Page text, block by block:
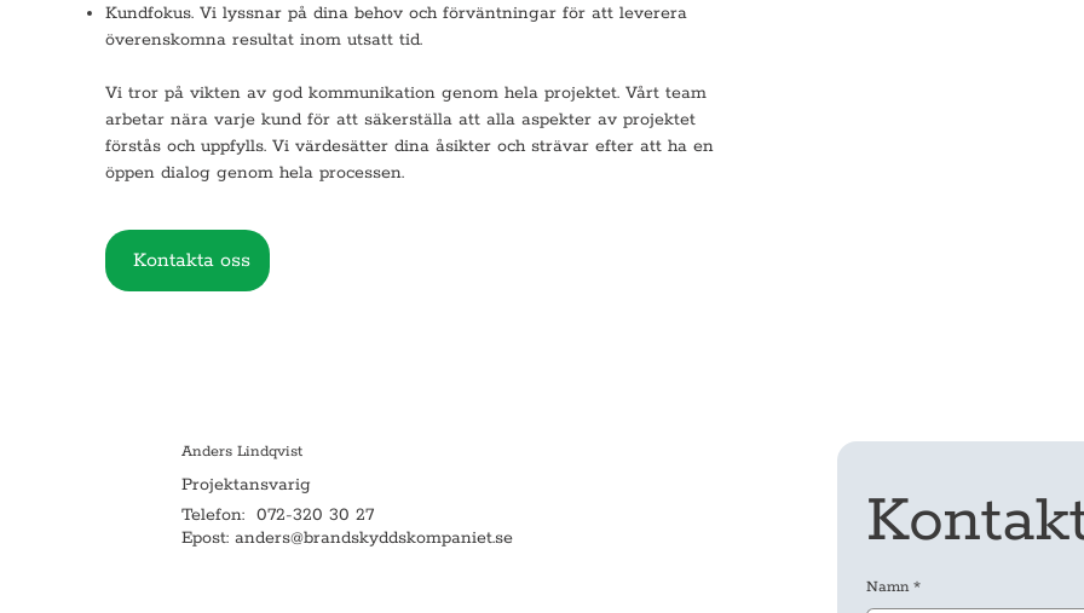
Kundfokus. Vi lyssnar på dina behov och förväntningar för att leverera
överenskomna resultat inom utsatt tid.
Vi tror på vikten av god kommunikation genom hela projektet. Vårt team
arbetar nära varje kund för att säkerställa att alla aspekter av projektet
förstås och uppfylls. Vi värdesätter dina åsikter och strävar efter att ha en
öppen dialog genom hela processen.
Kontakta oss
Anders Lindqvist
Projektansvarig
Telefon: 072-320 30 27
Epost: anders@brandskyddskompaniet.se
Namn *